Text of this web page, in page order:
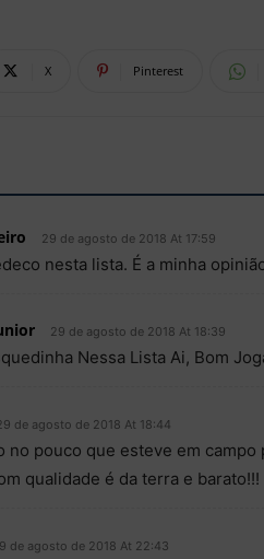
X Pinterest
29 de agosto de 2018 At 17:59
nesta lista. É a minha
29 de agosto de 2018 At 18:39
Nessa Lista Ai, Bom
de agosto de 2018 At 18:44
no pouco que esteve em
qualidade é da terra e barato!!!
de agosto de 2018 At 22:43